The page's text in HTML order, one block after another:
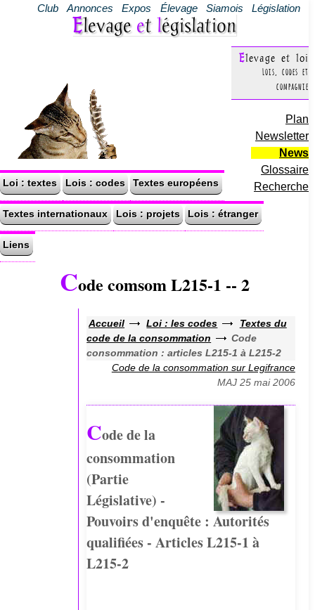
Club Annonces Expos Élevage Siamois Législation
Elevage et législation
Elevage et loi
Lois, codes et
compagnie
Plan
Newsletter
News
Glossaire
Recherche
Loi : textes Lois : codes Textes européens
Textes internationaux Lois : projets Lois : étranger
Liens
Code comsom L215-1 -- 2
Accueil Loi : les codes
Textes du
code de la consommation
Code
consommation : articles L215-1 à L215-2
Code de la consommation sur Legifrance
MAJ 25 mai 2006
Code de la
consommation
(Partie
Législative) -
Pouvoirs d'enquête : Autorités
qualifiées - Articles L215-1 à
L215-2